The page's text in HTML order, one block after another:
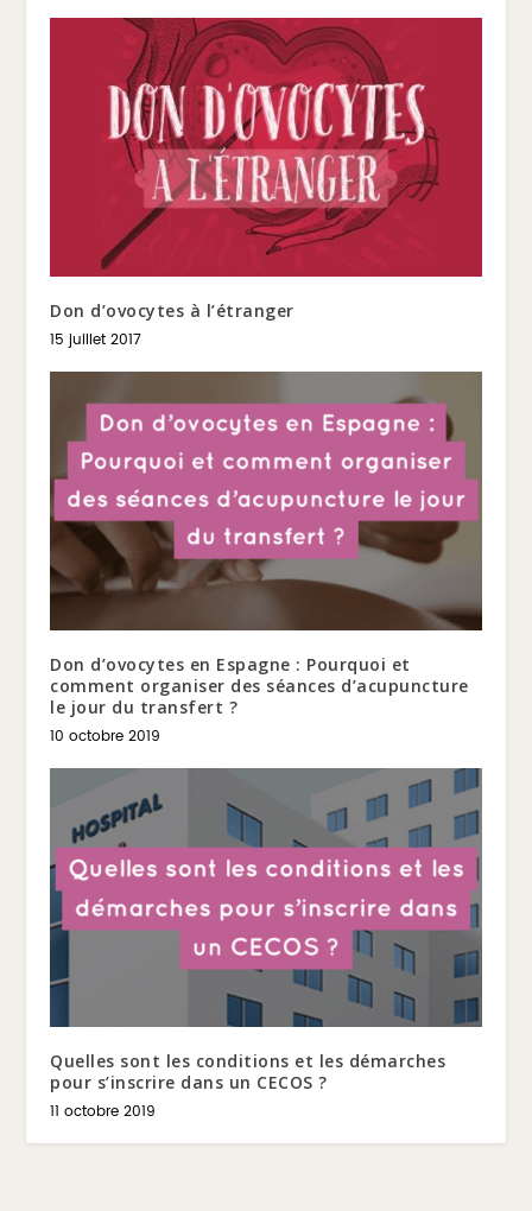
Don d’ovocytes à l’étranger
15 juillet 2017
Don d’ovocytes en Espagne : Pourquoi et
comment organiser des séances d’acupuncture
le jour du transfert ?
10 octobre 2019
Quelles sont les conditions et les démarches
pour s’inscrire dans un CECOS ?
11 octobre 2019